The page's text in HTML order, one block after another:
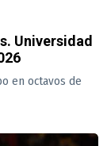
Universidad
en octavos de